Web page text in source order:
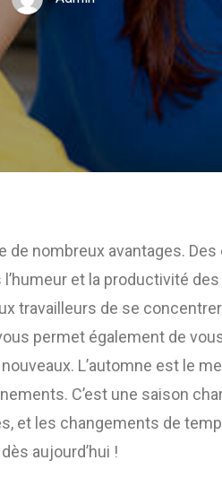
nombreux avantages.
et la productivité
travailleurs de se
permet également de
L’automne est le
C’est une saison
et les changements de
aujourd’hui !